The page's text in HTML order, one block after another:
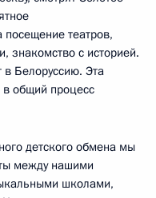
театров,
знакомство с историей.
в Белоруссию. Эта
общий процесс
детского обмена мы
между нашими
школами,